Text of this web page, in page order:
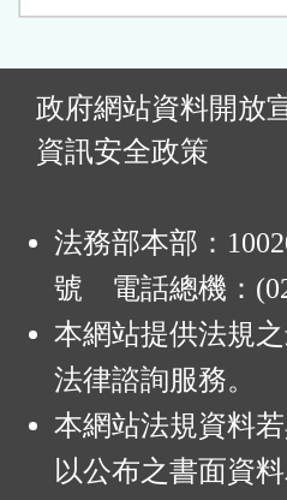
政府網站資料開放
資訊安全政策
法務部本部：
號 電話總機：
本網站提供法規
法律諮詢服務。
本網站法規資料
以公布之書面資料